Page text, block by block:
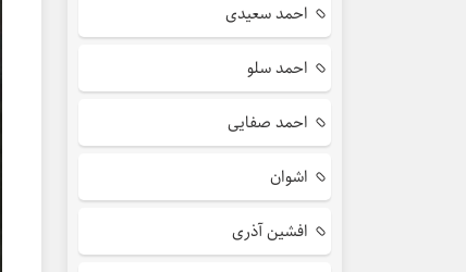
احمد سعیدی
احمد سلو
احمد صفایی
اشوان
افشین آذری